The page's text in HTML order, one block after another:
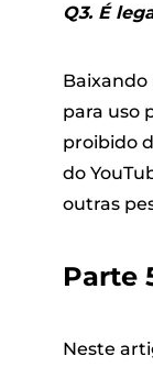
Q3. É
Baixando
para uso
proibido
do
outras
Parte
Neste